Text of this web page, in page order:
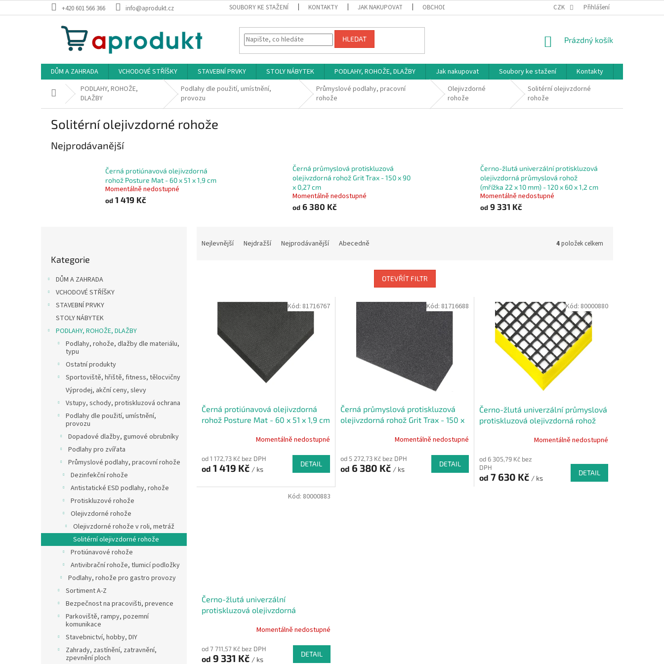
na
+420 601 566 366 info@aprodukt.cz SOUBORY KE STAŽENÍ KONTAKTY JAK NAKUPOVAT OBCHODNÍ PODMÍNKY PODMÍNKY OCHRANY OSOBNÍCH ÚDAJŮ
CZK Přihlášení
HLEDAT
NÁKUPNÍ
Prázdný košík
DŮM A ZAHRADA VCHODOVÉ STŘÍŠKY STAVEBNÍ PRVKY STOLY NÁBYTEK PODLAHY, ROHOŽE, DLAŽBY Jak nakupovat Soubory ke stažení Kontakty
Domů PODLAHY, ROHOŽE,
DLAŽBY
Podlahy dle použití, umístnění,
provozu
Průmyslové podlahy, pracovní
rohože
Olejivzdorné
rohože
Solitérní olejivzdorné
rohože
Solitérní olejivzdorné rohože
Nejprodávanější
Černá protiúnavová olejivzdorná
rohož Posture Mat - 60 x 51 x 1,9 cm
Momentálně nedostupné
od 1 419 Kč
Černá průmyslová protiskluzová
olejivzdorná rohož Grit Trax - 150 x 90
x 0,27 cm
Momentálně nedostupné
od 6 380 Kč
Černo-žlutá univerzální protiskluzová
olejivzdorná průmyslová rohož
(mřížka 22 x 10 mm) - 120 x 60 x 1,2 cm
Momentálně nedostupné
od9 331 Kč
kategorie
Kategorie
DŮM A ZAHRADA
VCHODOVÉ STŘÍŠKY
STAVEBNÍ PRVKY
STOLY NÁBYTEK
PODLAHY, ROHOŽE, DLAŽBY
Podlahy, rohože, dlažby dle materiálu,
typu
Ostatní produkty
Sportoviště, hřiště, fitness, tělocvičny
Výprodej, akční ceny, slevy
Vstupy, schody, protiskluzová ochrana
Podlahy dle použití, umístnění,
provozu
Dopadové dlažby, gumové obrubníky
Podlahy pro zvířata
Průmyslové podlahy, pracovní rohože
Dezinfekční rohože
Antistatické ESD podlahy, rohože
Protiskluzové rohože
Olejivzdorné rohože
Olejivzdorné rohože v roli, metráž
Solitérní olejivzdorné rohože
Protiúnavové rohože
Antivibrační rohože, tlumicí podložky
Podlahy, rohože pro gastro provozy
Sortiment A-Z
Bezpečnost na pracovišti, prevence
Parkoviště, rampy, pozemní
komunikace
Stavebnictví, hobby, DIY
Zahrady, zastínění, zatravnění,
zpevnění ploch
Nejlevnější Nejdražší Nejprodávanější Abecedně 4položek celkem
OTEVŘÍT FILTR
Černá protiúnavová olejivzdorná
rohož Posture Mat - 60 x 51 x 1,9 cm
Momentálně nedostupné
od 1 172,73 Kč bez DPH
od 1 419 Kč / ks
DETAIL
Kód: 81716767
Černá průmyslová protiskluzová
olejivzdorná rohož Grit Trax - 150 x
Momentálně nedostupné
od 5 272,73 Kč bez DPH
od 6 380 Kč / ks
DETAIL
Kód: 81716688
Černo-žlutá univerzální průmyslová
protiskluzová olejivzdorná rohož
Momentálně nedostupné
od 6 305,79 Kč bez
DPH
od 7 630 Kč / ks
DETAIL
Kód: 80000880
Černo-žlutá univerzální
protiskluzová olejivzdorná
mm) - 120 x 60 x 1,2 cmMomentálně nedostupné
od 7 711,57 Kč bez DPH
od 9 331 Kč / ks
DETAIL
Kód: 80000883